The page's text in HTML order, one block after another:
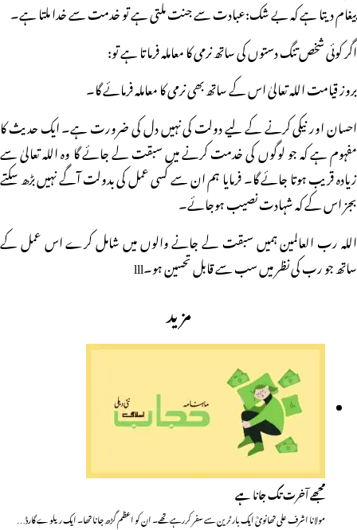
پیغام دیتا ہے کہ بے شک:عبادت سے جنت ملتی ہے تو خدمت سے خدا ملتا ہے۔
اگر کوئی شخص تنگ دستوں کی ساتھ نرمی کا معاملہ فرماتا ہے تو:
بروز قیامت اللہ تعالیٰ اس کے ساتھ بھی نرمی کا معاملہ فرمائے گا۔
احسان اور نیکی کرنے کے لیے دولت کی نہیں دل کی ضرورت ہے۔ ایک حدیث کا
مفہوم ہے کہ جو لوگوں کی خدمت کرنے میں سبقت لے جائے گا وہ اللہ تعالیٰ سے
زیادہ قریب ہوتا جائے گا۔ فرمایا ہم ان سے کسی عمل کی بدولت آگے نہیں بڑھ سکتے
بجز اس کے کہ شہادت نصیب ہوجائے۔
اللہ رب العالمین ہمیں سبقت لے جانے والوں میں شامل کرے اس عمل کے
ساتھ جو رب کی نظر میں سب سے قابل تحسین ہو۔lll
مزید
مجھے آخرت تک جانا ہے
مولانا اشرف علی تھانویؒ ایک بار ٹرین سے سفر کررہے تھے۔ ان کو اعظم گڑھ جانا تھا۔ ایک ریلوے گارڈ…